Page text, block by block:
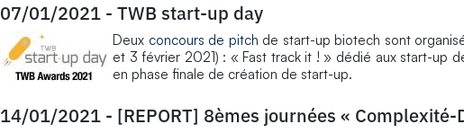
07/01/2021 - TWB start-up day
Deux concours de pitch de start-up biotech sont
et 3 février 2021) : « Fast track it ! » dédié aux start-up
en phase finale de création de start-up.
14/01/2021 - [REPORT] 8èmes journées « Complexité-